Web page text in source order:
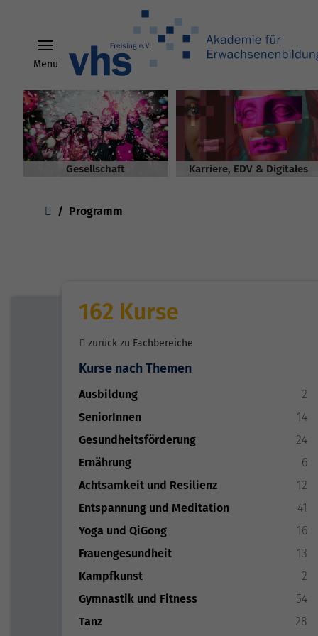
Menü
Gesellschaft Karriere, EDV & Digitales
You are here:
Programm
162 Kurse
zurück zu Fachbereiche
Kurse nach Themen
Ausbildung
2
SeniorInnen
14
Gesundheitsförderung
24
Ernährung
6
Achtsamkeit und Resilienz
12
Entspannung und Meditation
41
Yoga und QiGong
16
Frauengesundheit
13
Kampfkunst
2
Gymnastik und Fitness
54
Tanz
28